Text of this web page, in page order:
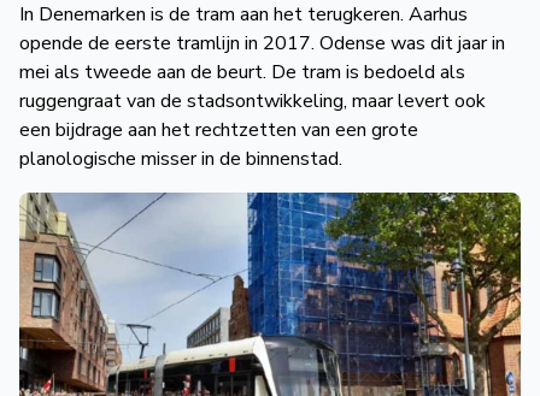
In Denemarken is de tram aan het terugkeren. Aarhus
opende de eerste tramlijn in 2017. Odense was dit jaar in
mei als tweede aan de beurt. De tram is bedoeld als
ruggengraat van de stadsontwikkeling, maar levert ook
een bijdrage aan het rechtzetten van een grote
planologische misser in de binnenstad.